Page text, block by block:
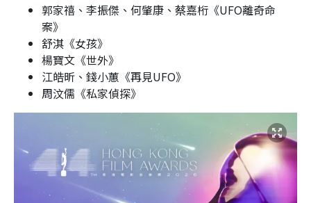
郭家禧、李振傑、何肇康、蔡嘉桁《UFO離奇命
案》
舒淇《女孩》
楊寶文《世外》
江皓昕、錢小蕙《再見UFO》
周汶儒《私家偵探》